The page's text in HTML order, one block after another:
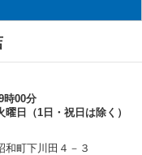
時00分
曜日（1日・祝日は除く）
和町下川田４－３